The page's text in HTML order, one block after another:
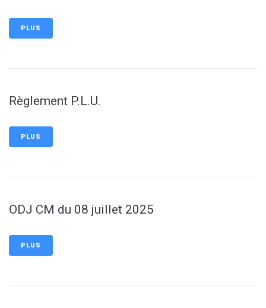
PLUS
Règlement P.L.U.
PLUS
ODJ CM du 08 juillet 2025
PLUS